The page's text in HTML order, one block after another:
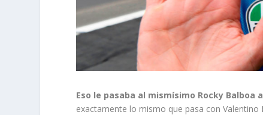
Eso le pasaba al mismísimo Rocky
exactamente lo mismo que pasa con